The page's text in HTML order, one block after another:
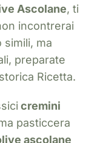
Ascolane, ti
incontrerai
simili, ma
preparate
Ricetta.
cremini
pasticcera
ascolane